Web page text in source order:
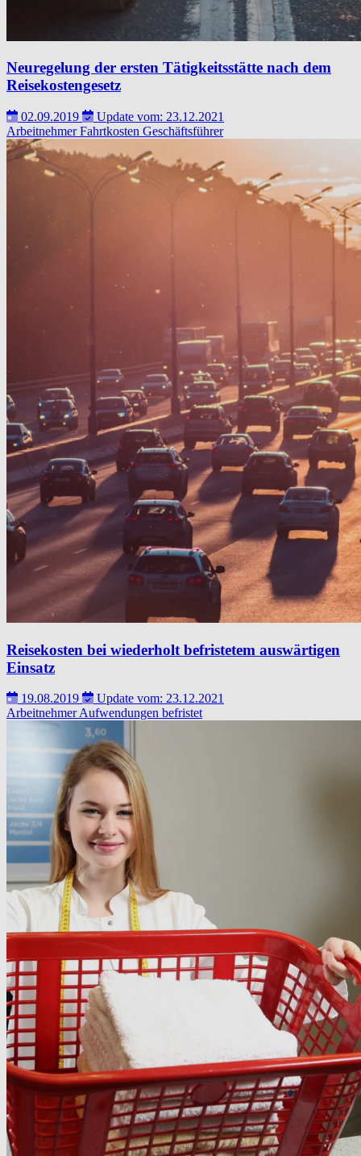
Neuregelung der ersten Tätigkeitsstätte nach dem
Reisekostengesetz
02.09.2019
Update vom: 23.12.2021
ArbeitnehmerFahrtkosten Geschäftsführer
Reisekosten bei wiederholt befristetem auswärtigen
Einsatz
19.08.2019
Update vom: 23.12.2021
ArbeitnehmerAufwendungen befristet